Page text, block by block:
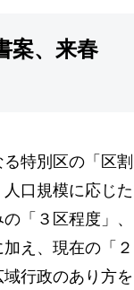
案、来春
特別区の「区割
口規模に応じた
「３区程度」、
え、現在の「２
行政のあり方を